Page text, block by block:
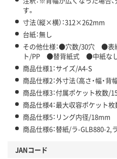
す。
寸法（縦×横）：312×262mm
台紙：無し
その他仕様：●穴数/30穴 ●表
ト/PP ●替背紙式 ●中紙な
商品仕様1：サイズ/A4-S
商品仕様2：外寸法（高さ・幅・背
商品仕様3：付属ポケット枚数/
商品仕様4：最大収容ポケット
商品仕様5：リング内径/18mm
商品仕様6：替紙/ラ-GLB880-2,
JANコード